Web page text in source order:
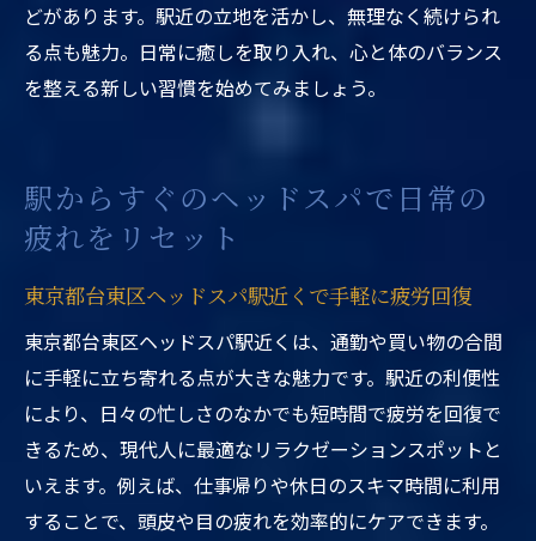
どがあります。駅近の立地を活かし、無理なく続けられ
る点も魅力。日常に癒しを取り入れ、心と体のバランス
を整える新しい習慣を始めてみましょう。
駅からすぐのヘッドスパで日常の
疲れをリセット
東京都台東区ヘッドスパ駅近くで手軽に疲労回復
東京都台東区ヘッドスパ駅近くは、通勤や買い物の合間
に手軽に立ち寄れる点が大きな魅力です。駅近の利便性
により、日々の忙しさのなかでも短時間で疲労を回復で
きるため、現代人に最適なリラクゼーションスポットと
いえます。例えば、仕事帰りや休日のスキマ時間に利用
することで、頭皮や目の疲れを効率的にケアできます。